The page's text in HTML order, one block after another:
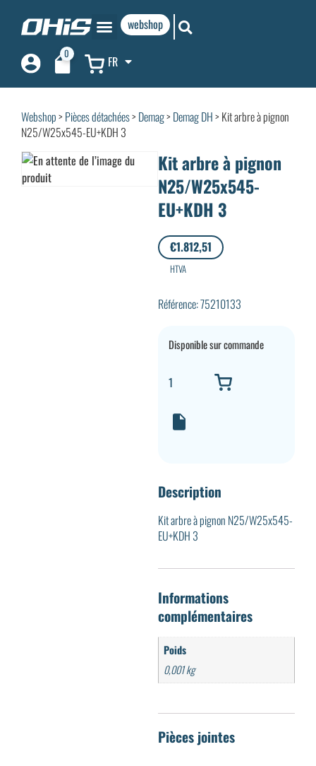
webshop
0 FR
Webshop> Pièces détachées> Demag> Demag DH> Kit arbre à pignon
N25/W25x545-EU+KDH 3
Kit arbre à pignon
N25/W25x545-
EU+KDH 3
€1.812,51
HTVA
Référence: 75210133
Disponible sur commande
Description
Kit arbre à pignon N25/W25x545-
EU+KDH 3
Informations
complémentaires
Poids
0,001 kg